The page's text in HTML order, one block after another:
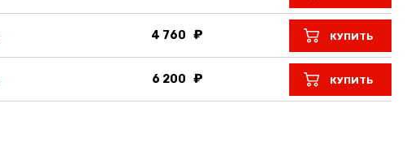
4 760 КУПИТЬ
6 200 КУПИТЬ